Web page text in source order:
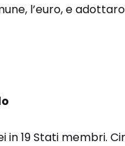
l’euro, e
in 19 Stati membri.